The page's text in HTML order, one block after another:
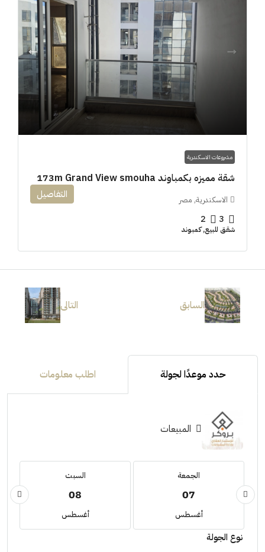
مشروعات الاسكندرية
شقة مميزه بكمباوند 173m Grand View smouha
الاسكندرية, مصر
3
2
شقق للبيع, كمبوند
التفاصيل
السابق التالى
حدد موعدًا لجولة اطلب معلومات
المبيعات
الجمعة
07
أغسطس
السبت
08
أغسطس
نوع الجولة